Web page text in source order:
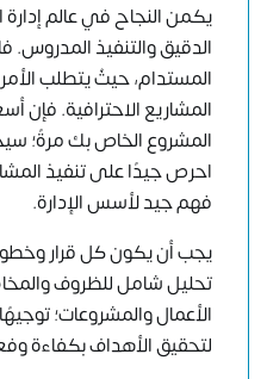
يكمن النجاح في عالم
الدقيق والتنفيذ المدروس.
المستدام، حيثُ يتطلب
المشاريع الاحترافية. فإن
المشروع الخاص بك مرةً؛
احرص جيدًا على تنفيذ
فهم جيد لأسس الإدارة.
يجب أن يكون كل قرار
تحليل شامل للظروف
الأعمال والمشروعات؛
لتحقيق الأهداف بكفاءة